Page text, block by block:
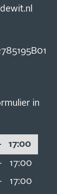
in
17:00
17:00
17:00